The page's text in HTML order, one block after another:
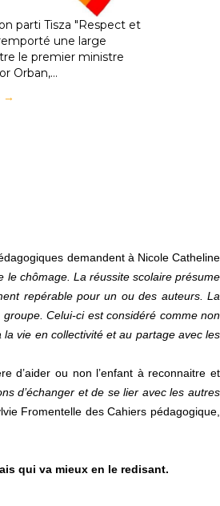
le conservateur Peter
parti Tisza "Respect et
une large
le premier ministre
Orban,…
→
demandent à Nicole Catheline
le chômage. La réussite scolaire présume
repérable pour un ou des auteurs. La
Celui-ci est considéré comme non
vie en collectivité et au partage avec les
d’aider ou non l’enfant à reconnaitre et
d’échanger et de se lier avec les autres
Fromentelle des Cahiers pédagogique,
qui va mieux en le redisant.